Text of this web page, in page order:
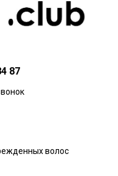
87
волос